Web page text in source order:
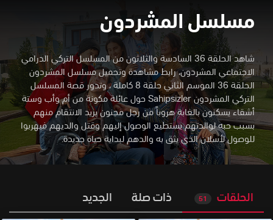
مسلسل المشردون
شاهد الحلقة 36 السادسة والثلاثون من المسلسل التركي الدرامي
الاجتماعي المشردون، رابط مشاهدة وتحميل مسلسل المشردون
الحلقة 36 الموسم الثاني حلقة 8 كاملة ،وتدور قصة المسلسل
التركي المشردون Sahipsizler حول عائلة مكونة من أم وأب وستة
أشقاء يسكنون بالغابة هروباً من رجل مجنون يريد الانتقام منهم
بسبب حبه لوالدتهم يستطيع الوصول إليهم وقتل والديهم فيهربوا
للوصول لأسلان الذي يثق به والدهم لبداية حياة جديدة.
الحلقات 51 ذات صلة الجديد